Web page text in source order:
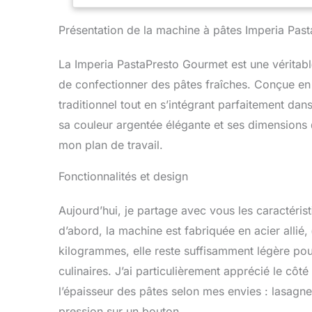
rouleaux de
d'une
pâtes
SIMPLEX
pâtes. La
pâtes
avec
machine
intégrables
votre santé
à pâtes
pâte, les
être utilisée
Présentation de la machine à pâtes Imperia
La Imperia PastaPresto Gourmet est une
de confectionner des pâtes fraîches. Conçue
traditionnel tout en s’intégrant parfaitement
sa couleur argentée élégante et ses
mon plan de travail.
Fonctionnalités et design
Aujourd’hui, je partage avec vous les
d’abord, la machine est fabriquée en acier
kilogrammes, elle reste suffisamment légère
culinaires. J’ai particulièrement apprécié le
l’épaisseur des pâtes selon mes envies :